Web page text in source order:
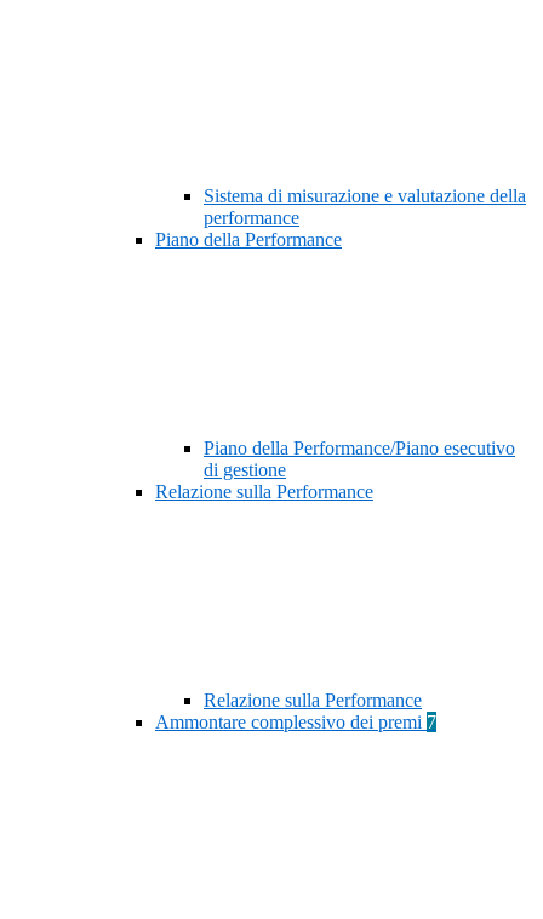
Sistema di misurazione e valutazione della
performance
Piano della Performance
Piano della Performance/Piano esecutivo
di gestione
Relazione sulla Performance
Relazione sulla Performance
Ammontare complessivo dei premi 7